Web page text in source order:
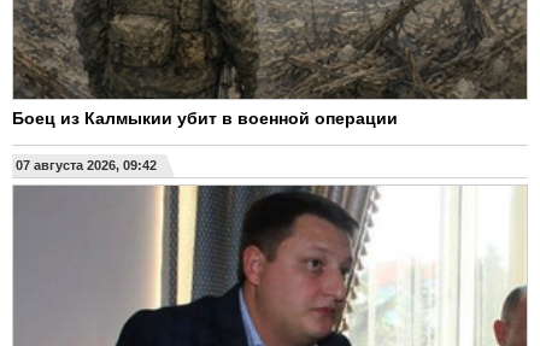
Боец из Калмыкии убит в военной операции
07 августа 2026, 09:42